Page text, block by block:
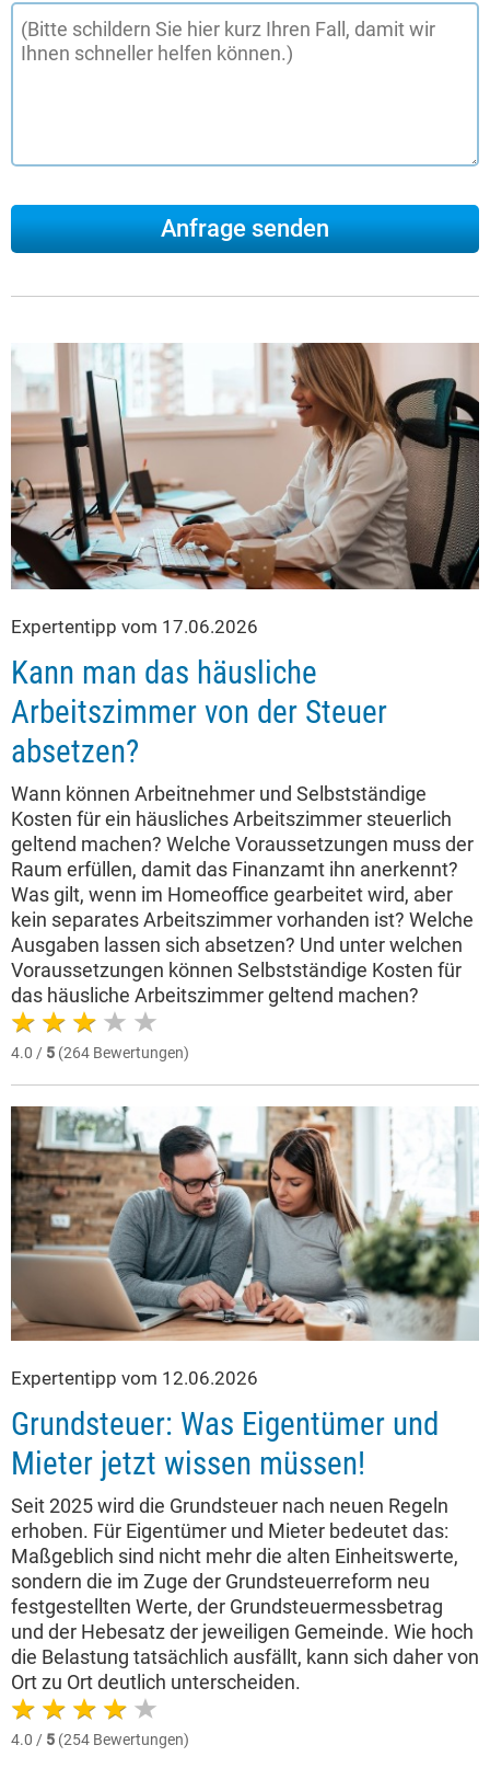
Expertentipp vom 17.06.2026
Kann man das häusliche
Arbeitszimmer von der Steuer
absetzen?
Wann können Arbeitnehmer und Selbstständige
Kosten für ein häusliches Arbeitszimmer steuerlich
geltend machen? Welche Voraussetzungen muss der
Raum erfüllen, damit das Finanzamt ihn anerkennt?
Was gilt, wenn im Homeoffice gearbeitet wird, aber
kein separates Arbeitszimmer vorhanden ist? Welche
Ausgaben lassen sich absetzen? Und unter welchen
Voraussetzungen können Selbstständige Kosten für
das häusliche Arbeitszimmer geltend machen?
4.0 / 5 (264 Bewertungen)
Expertentipp vom 12.06.2026
Grundsteuer: Was Eigentümer und
Mieter jetzt wissen müssen!
Seit 2025 wird die Grundsteuer nach neuen Regeln
erhoben. Für Eigentümer und Mieter bedeutet das:
Maßgeblich sind nicht mehr die alten Einheitswerte,
sondern die im Zuge der Grundsteuerreform neu
festgestellten Werte, der Grundsteuermessbetrag
und der Hebesatz der jeweiligen Gemeinde. Wie hoch
die Belastung tatsächlich ausfällt, kann sich daher von
Ort zu Ort deutlich unterscheiden.
4.0 / 5 (254 Bewertungen)